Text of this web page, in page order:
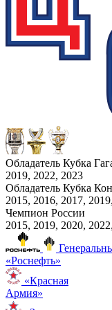
Обладатель Кубка
2019, 2022, 2023
Обладатель Кубка
2015, 2016, 2017,
Чемпион России
2015, 2019, 2020,
«Роснефть»
«Красная
Армия»